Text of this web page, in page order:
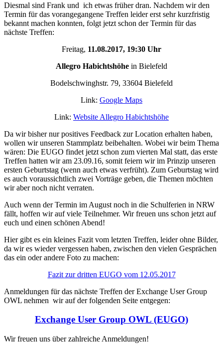
Diesmal sind Frank und ich etwas früher dran. Nachdem wir den
Termin für das vorangegangene Treffen leider erst sehr kurzfristig
bekannt machen konnten, folgt jetzt schon der Termin für das
nächste Treffen:
Freitag, 11.08.2017, 19:30 Uhr
Allegro Habichtshöhe in Bielefeld
Bodelschwinghstr. 79, 33604 Bielefeld
Link: Google Maps
Link: Website Allegro Habichtshöhe
Da wir bisher nur positives Feedback zur Location erhalten haben,
wollen wir unseren Stammplatz beibehalten. Wobei wir beim Thema
wären: Die EUGO findet jetzt schon zum vierten Mal statt, das erste
Treffen hatten wir am 23.09.16, somit feiern wir im Prinzip unseren
ersten Geburtstag (wenn auch etwas verfrüht). Zum Geburtstag wird
es auch voraussichtlich zwei Vorträge geben, die Themen möchten
wir aber noch nicht verraten.
Auch wenn der Termin im August noch in die Schulferien in NRW
fällt, hoffen wir auf viele Teilnehmer. Wir freuen uns schon jetzt auf
euch und einen schönen Abend!
Hier gibt es ein kleines Fazit vom letzten Treffen, leider ohne Bilder,
da wir es wieder vergessen haben, zwischen den vielen Gesprächen
das ein oder andere Foto zu machen:
Fazit zur dritten EUGO vom 12.05.2017
Anmeldungen für das nächste Treffen der Exchange User Group
OWL nehmen wir auf der folgenden Seite entgegen:
Exchange User Group OWL (EUGO)
Wir freuen uns über zahlreiche Anmeldungen!